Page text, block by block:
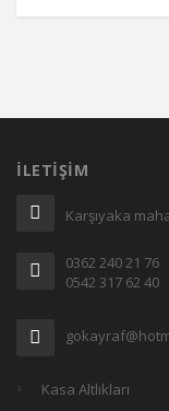
İLETIŞIM
Karşıyaka
0362 240 21 76
0542 317 62 40
Kasa Altlıkları